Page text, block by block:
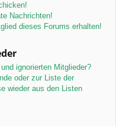
Nachrichten!
dieses Forums erhalten!
ignorierten Mitglieder?
oder zur Liste der
wieder aus den Listen